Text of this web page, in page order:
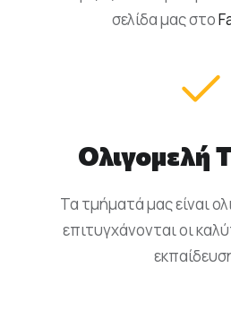
σελίδα μας στο
Ολιγομελή
Τα τμήματά μας είναι
επιτυγχάνονται οι